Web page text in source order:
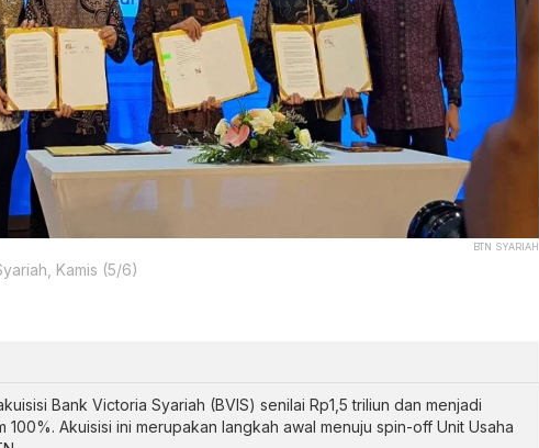
BTN SYARIAH
Kamis (5/6)
Bank Victoria Syariah (BVIS) senilai Rp1,5 triliun dan menjadi
100%. Akuisisi ini merupakan langkah awal menuju spin-off Unit Usaha